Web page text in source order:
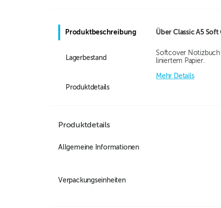
Produktbeschreibung
Lagerbestand
Produktdetails
Über Classic A5
Softcover Notizbuch
liniertem Papier.
Mehr Details
Produktdetails
Allgemeine Informationen
Verpackungseinheiten